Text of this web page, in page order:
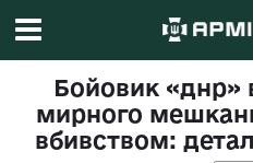
Бойовик «днр»
мирного
вбивством: